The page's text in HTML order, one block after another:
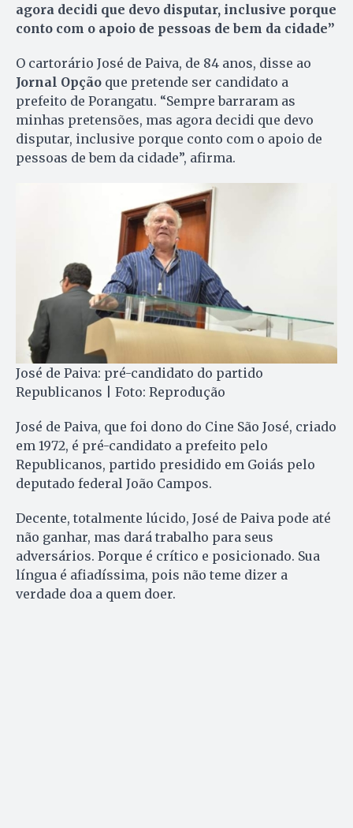
agora decidi que devo disputar, inclusive porque
conto com o apoio de pessoas de bem da cidade”
O cartorário José de Paiva, de 84 anos, disse ao
Jornal Opção que pretende ser candidato a
prefeito de Porangatu. “Sempre barraram as
minhas pretensões, mas agora decidi que devo
disputar, inclusive porque conto com o apoio de
pessoas de bem da cidade”, afirma.
José de Paiva: pré-candidato do partido
Republicanos | Foto: Reprodução
José de Paiva, que foi dono do Cine São José, criado
em 1972, é pré-candidato a prefeito pelo
Republicanos, partido presidido em Goiás pelo
deputado federal João Campos.
Decente, totalmente lúcido, José de Paiva pode até
não ganhar, mas dará trabalho para seus
adversários. Porque é crítico e posicionado. Sua
língua é afiadíssima, pois não teme dizer a
verdade doa a quem doer.